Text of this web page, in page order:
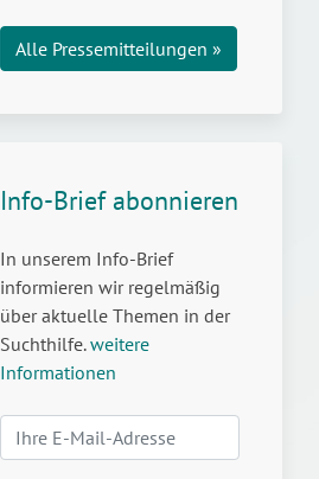
für
den
mit
Preisübergabe in die
Landeshauptstadt
Alle Pressemitteilungen »
Info-Brief abonnieren
In unserem Info-Brief
informieren wir regelmäßig
über aktuelle Themen in der
Suchthilfe.weitere
Informationen